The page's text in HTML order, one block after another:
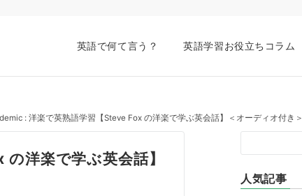
英語で何て言う？ 英語学習お役立ちコラム
: 洋楽で英熟語学習【Steve Fox の洋楽で学ぶ英会話】＜オーディオ付き＞
洋楽で学ぶ英会話】
人気記事